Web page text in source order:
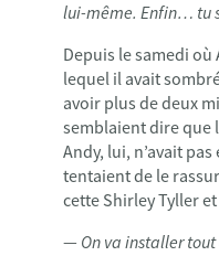
lui-même. Enfin… tu
Depuis le samedi où
lequel il avait
avoir plus de deux
semblaient dire que
Andy, lui, n’avait
tentaient de le
cette Shirley Tyller
— On va installer